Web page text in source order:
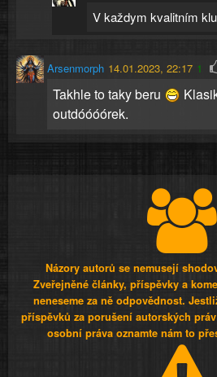
V každym kvalitním
Arsenmorph 14.01.2023, 22:17 1
Takhle to taky beru
outdóóóórek.
Názory autorů se nemusejí
Zveřejněné články, příspěvky a
neneseme za ně odpovědnost.
příspěvků za porušení autorských
osobní práva oznamte nám to